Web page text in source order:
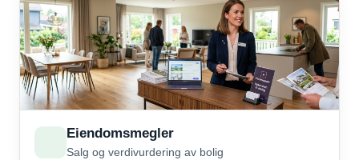
Eiendomsmegler
Salg og verdivurdering av bolig